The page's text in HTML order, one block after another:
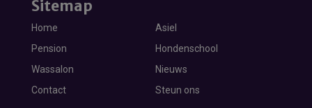
Sitemap
Home
Asiel
Pension
Hondenschool
Wassalon
Nieuws
Contact
Steun ons